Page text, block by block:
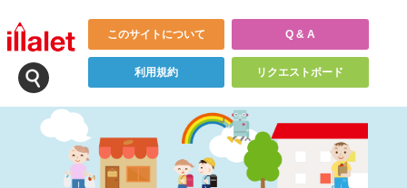
このサイトについて Q & A
利用規約 リクエストボード